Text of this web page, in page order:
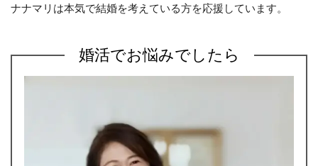
ナナマリは本気で結婚を考えている方を応援しています。
婚活でお悩みでしたら